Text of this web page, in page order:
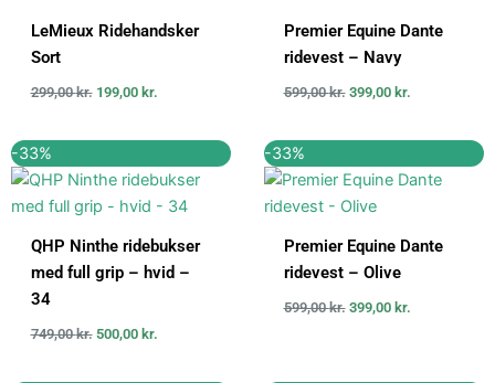
LeMieux Ridehandsker
Sort
299,00kr. 199,00 kr.
Premier Equine Dante
ridevest – Navy
599,00kr. 399,00 kr.
-33%
QHP Ninthe ridebukser
med full grip – hvid –
34
749,00kr.
oprindelige
pris
var:
500,00 kr.
aktuelle
pris
er:
-33%
Premier Equine Dante
ridevest – Olive
599,00kr.
oprindelige
pris
var:
399,00 kr.
aktuelle
pris